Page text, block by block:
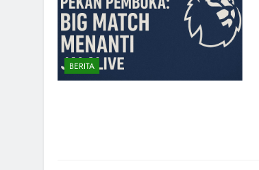
BERITA